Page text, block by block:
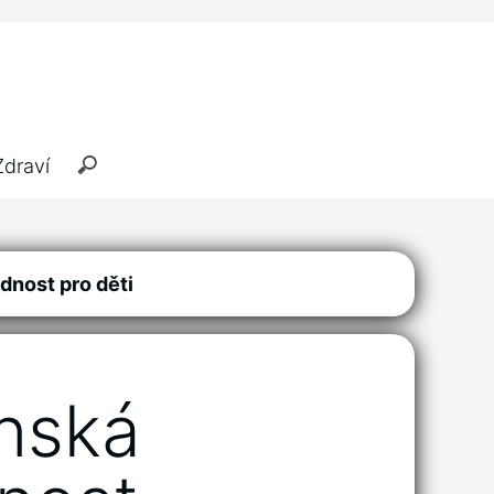
pro děti